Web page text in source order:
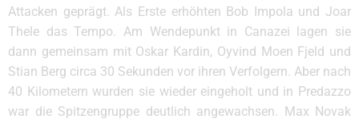
Attacken geprägt. Als Erste erhöhten Bob Impola und Joar
Thele das Tempo. Am Wendepunkt in Canazei lagen sie
dann gemeinsam mit Oskar Kardin, Oyvind Moen Fjeld und
Stian Berg circa 30 Sekunden vor ihren Verfolgern. Aber nach
40 Kilometern wurden sie wieder eingeholt und in Predazzo
war die Spitzengruppe deutlich angewachsen. Max Novak